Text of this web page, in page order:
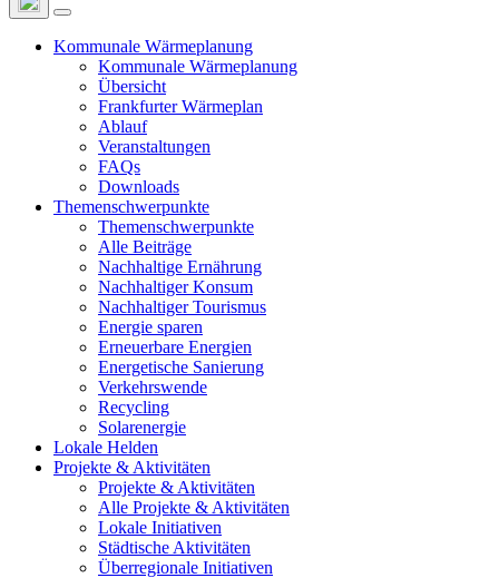
Kommunale Wärmeplanung
Kommunale Wärmeplanung
Übersicht
Frankfurter Wärmeplan
Ablauf
Veranstaltungen
FAQs
Downloads
Themenschwerpunkte
Themenschwerpunkte
Alle Beiträge
Nachhaltige Ernährung
Nachhaltiger Konsum
Nachhaltiger Tourismus
Energie sparen
Erneuerbare Energien
Energetische Sanierung
Verkehrswende
Recycling
Solarenergie
Lokale Helden
Projekte & Aktivitäten
Projekte & Aktivitäten
Alle Projekte & Aktivitäten
Lokale Initiativen
Städtische Aktivitäten
Überregionale Initiativen